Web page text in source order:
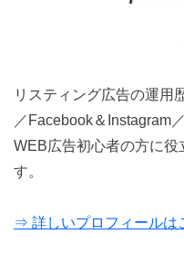
リスティング広告の運用
／Facebook＆Instagram
WEB広告初心者の方に役
す。
⇒ 詳しいプロフィールは